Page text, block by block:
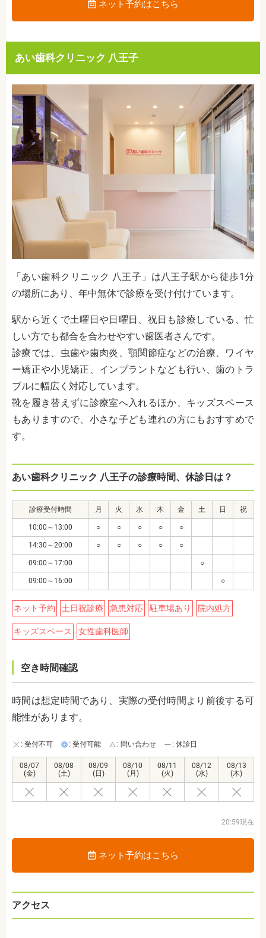
ネット予約はこちら
あい歯科クリニック 八王子
「あい歯科クリニック 八王子」は八王子駅から徒歩1分
の場所にあり、年中無休で診療を受け付けています。
駅から近くで土曜日や日曜日、祝日も診療している、忙
しい方でも都合を合わせやすい歯医者さんです。
診療では、虫歯や歯肉炎、顎関節症などの治療、ワイヤ
ー矯正や小児矯正、インプラントなども行い、歯のトラ
ブルに幅広く対応しています。
靴を履き替えずに診療室へ入れるほか、キッズスペース
もありますので、小さな子ども連れの方にもおすすめで
す。
あい歯科クリニック 八王子の診療時間、休診日は？
診療受付時間 月 火 水 木 金 土 日 祝
10:00～13:00 ○ ○ ○ ○ ○
14:30～20:00 ○ ○ ○ ○ ○
09:00～17:00 ○
09:00～16:00 ○
ネット予約 土日祝診療 急患対応 駐車場あり 院内処方
キッズスペース 女性歯科医師
空き時間確認
時間は想定時間であり、実際の受付時間より前後する可
能性があります。
: 受付不可 : 受付可能 : 問い合わせ : 休診日
08/07
(金)
08/08
(土)
08/09
(日)
08/10
(月)
08/11
(火)
08/12
(水)
08/13
(木)
20:59現在
ネット予約はこちら
アクセス